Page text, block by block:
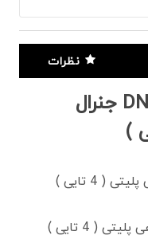
نظرات
مقدمة كيت استخراج DNA جنرال